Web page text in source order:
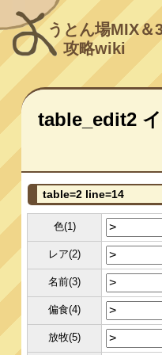
うとん場MIX＆
攻略wiki
table_edit2
table=2 line=14
色(1)
レア(2)
名前(3)
偏食(4)
放牧(5)